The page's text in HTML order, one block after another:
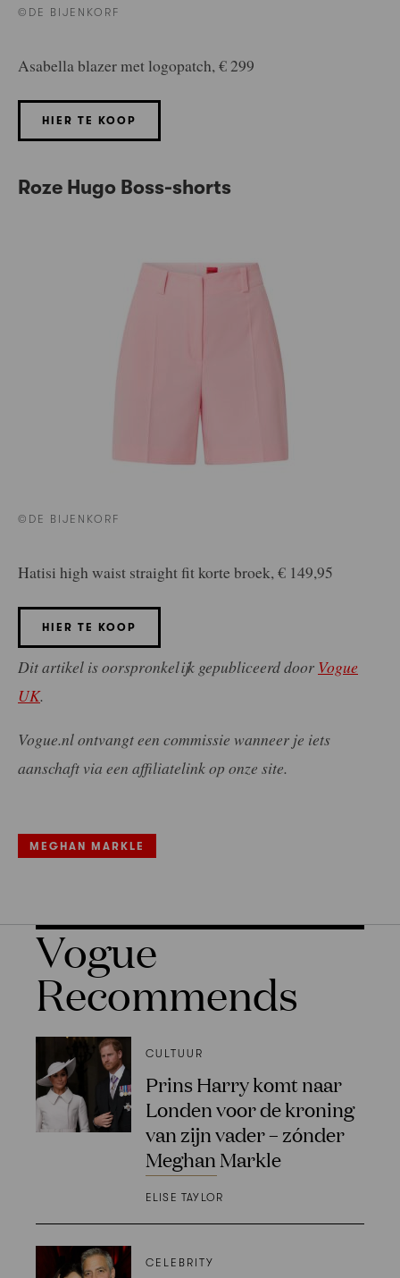
©DE BIJENKORF
Asabella blazer met logopatch, € 299
HIER TE KOOP
Roze Hugo Boss-shorts
©DE BIJENKORF
Hatisi high waist straight fit korte broek, € 149,95
HIER TE KOOP
Dit artikel is oorspronkelijk gepubliceerd door Vogue
UK.
Vogue.nl ontvangt een commissie wanneer je iets
aanschaft via een affiliatelink op onze site.
MEGHAN MARKLE
Vogue
Recommends
CULTUUR
Prins Harry komt naar
Londen voor de kroning
van zijn vader – zónder
Meghan Markle
ELISE TAYLOR
CELEBRITY